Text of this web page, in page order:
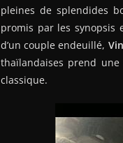
pleines de splendides
promis par les synopsis
d’un couple endeuillé,
thaïlandaises prend
classique.